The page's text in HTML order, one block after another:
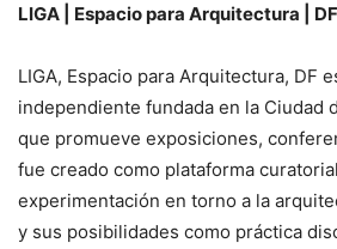
LIGA | Espacio para Arquitectura | DF
LIGA, Espacio para Arquitectura, DF
independiente fundada en la Ciudad
que promueve exposiciones,
fue creado como plataforma
experimentación en torno a la
y sus posibilidades como práctica